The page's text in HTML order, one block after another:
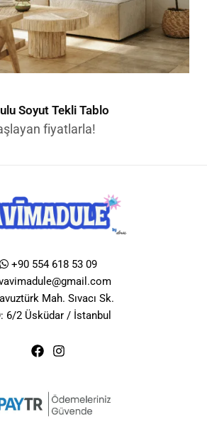
Soyut Tekli Tablo
fiyatlarla!
+90 554 618 53 09
Mah. Sıvacı Sk.
6/2 Üsküdar / İstanbul